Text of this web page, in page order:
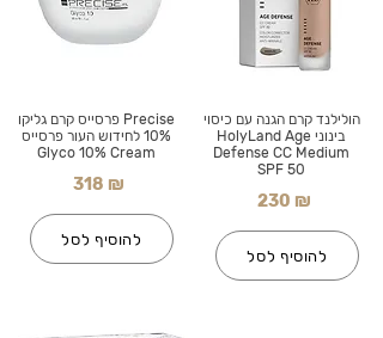
Precise פרסייס קרם גליקו
10% לחידוש העור פרסייס
Glyco 10% Cream
318 ₪
להוסיף לסל
הולילנד קרם הגנה עם כיסוי
בינוני HolyLand Age
Defense CC Medium
SPF 50
230 ₪
להוסיף לסל